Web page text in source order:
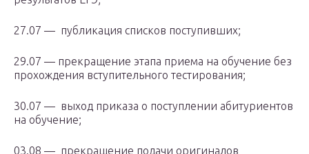
27.07 — публикация списков поступивших;
29.07 — прекращение этапа приема на обучение без
прохождения вступительного тестирования;
30.07 — выход приказа о поступлении абитуриентов
на обучение;
03.08 — прекращение подачи оригиналов